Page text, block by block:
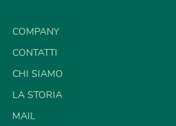
COMPANY
CONTATTI
CHI SIAMO
LA STORIA
MAIL